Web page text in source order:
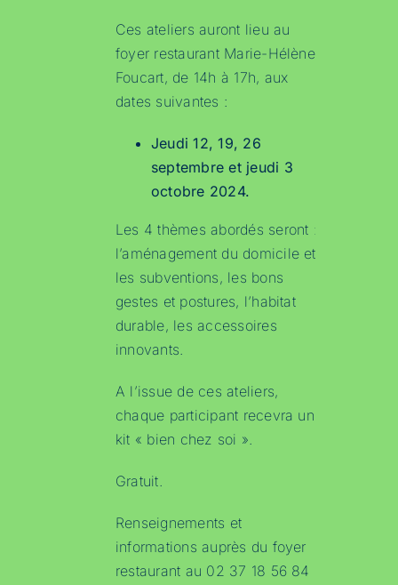
Ces ateliers auront lieu au
foyer restaurant Marie-Hélène
Foucart, de 14h à 17h, aux
dates suivantes :
Jeudi 12, 19, 26
septembre et jeudi 3
octobre 2024.
Les 4 thèmes abordés seront :
l’aménagement du domicile et
les subventions, les bons
gestes et postures, l’habitat
durable, les accessoires
innovants.
A l’issue de ces ateliers,
chaque participant recevra un
kit « bien chez soi ».
Gratuit.
Renseignements et
informations auprès du foyer
restaurant au 02 37 18 56 84